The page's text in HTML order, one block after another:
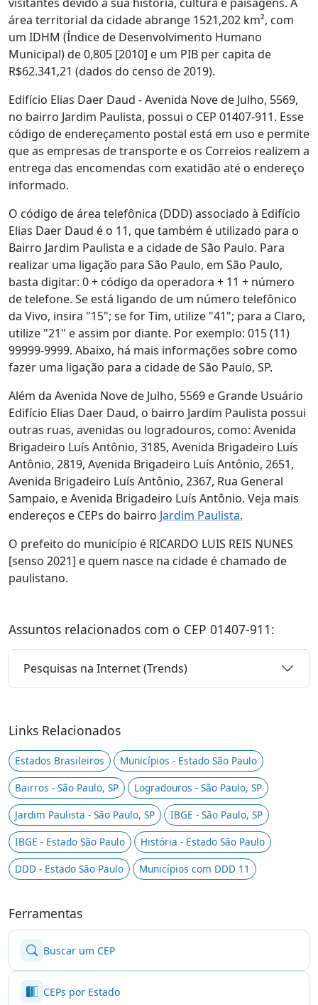
área territorial da cidade abrange 1521,202 km², com
um IDHM (Índice de Desenvolvimento Humano
Municipal) de 0,805 [2010] e um PIB per capita de
R$62.341,21 (dados do censo de 2019).
Edifício Elias Daer Daud - Avenida Nove de Julho, 5569,
no bairro Jardim Paulista, possui o CEP 01407-911. Esse
código de endereçamento postal está em uso e permite
que as empresas de transporte e os Correios realizem a
entrega das encomendas com exatidão até o endereço
informado.
O código de área telefônica (DDD) associado à Edifício
Elias Daer Daud é o 11, que também é utilizado para o
Bairro Jardim Paulista e a cidade de São Paulo. Para
realizar uma ligação para São Paulo, em São Paulo,
basta digitar: 0 + código da operadora + 11 + número
de telefone. Se está ligando de um número telefônico
da Vivo, insira "15"; se for Tim, utilize "41"; para a Claro,
utilize "21" e assim por diante. Por exemplo: 015 (11)
99999-9999. Abaixo, há mais informações sobre como
fazer uma ligação para a cidade de São Paulo, SP.
Além da Avenida Nove de Julho, 5569 e Grande Usuário
Edifício Elias Daer Daud, o bairro Jardim Paulista possui
outras ruas, avenidas ou logradouros, como: Avenida
Brigadeiro Luís Antônio, 3185, Avenida Brigadeiro Luís
Antônio, 2819, Avenida Brigadeiro Luís Antônio, 2651,
Avenida Brigadeiro Luís Antônio, 2367, Rua General
Sampaio, e Avenida Brigadeiro Luís Antônio. Veja mais
endereços e CEPs do bairro Jardim Paulista.
O prefeito do município é RICARDO LUIS REIS NUNES
[senso 2021] e quem nasce na cidade é chamado de
paulistano.
Assuntos relacionados com o CEP 01407-911:
Pesquisas na Internet (Trends)
Links Relacionados
Estados Brasileiros
Municípios - Estado São Paulo
Bairros - São Paulo, SP
Logradouros - São Paulo, SP
Jardim Paulista - São Paulo, SP
IBGE - São Paulo, SP
IBGE - Estado São Paulo
História - Estado São Paulo
DDD - Estado São Paulo
Municípios com DDD 11
Ferramentas
Buscar um CEP
CEPs por Estado